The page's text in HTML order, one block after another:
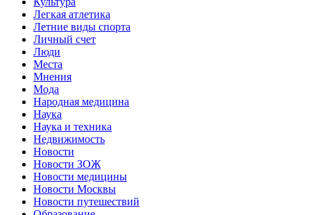
Легкая атлетика
Летние виды спорта
Личный счет
Люди
Места
Мнения
Мода
Народная медицина
Наука
Наука и техника
Недвижимость
Новости
Новости ЗОЖ
Новости медицины
Новости Москвы
Новости путешествий